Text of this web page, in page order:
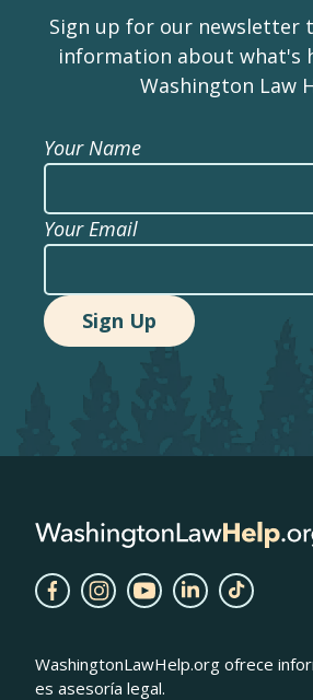
Sign up for our newsletter
information about what's
Washington Law
Your Name
Your Email
WashingtonLawHelp.org ofrece
es asesoría legal.